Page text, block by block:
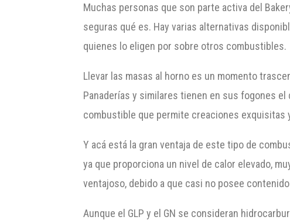
Muchas personas que son parte activa del
seguras qué es. Hay varias alternativas
quienes lo eligen por sobre otros combustibles.
Llevar las masas al horno es un momento
Panaderías y similares tienen en sus fogones
combustible que permite creaciones exquisitas
Y acá está la gran ventaja de este tipo de
ya que proporciona un nivel de calor elevado,
ventajoso, debido a que casi no posee
Aunque el GLP y el GN se consideran